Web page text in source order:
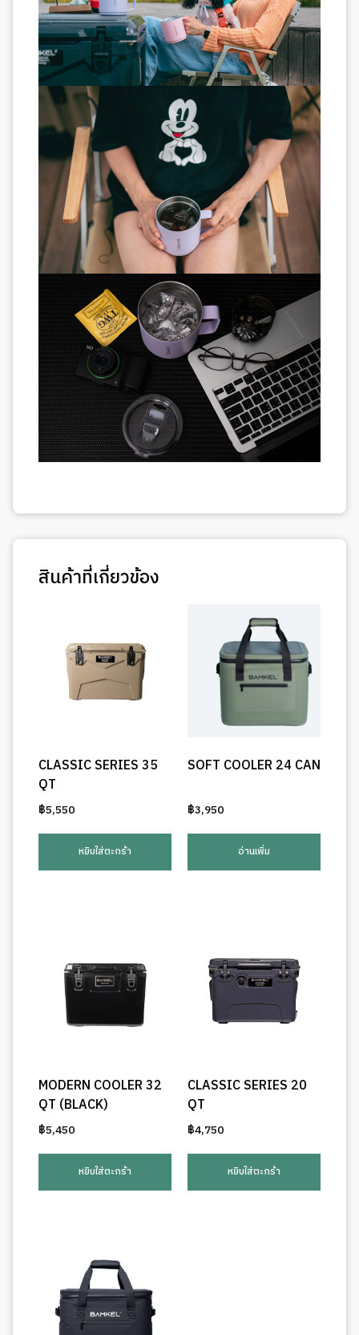
สินค้าที่เกี่ยวข้อง
CLASSIC SERIES 35
QT
฿5,550
หยิบใส่ตะกร้า
SOFT COOLER 24 CAN
฿3,950
อ่านเพิ่ม
MODERN COOLER 32
QT (BLACK)
฿5,450
หยิบใส่ตะกร้า
CLASSIC SERIES 20
QT
฿4,750
หยิบใส่ตะกร้า